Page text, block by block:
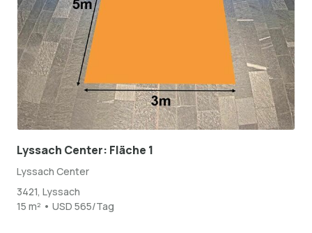
Lyssach Center: Fläche 1
Lyssach Center
3421, Lyssach
15 m² • USD 565/Tag